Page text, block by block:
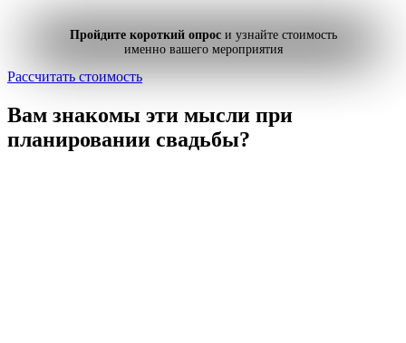
Пройдите короткий опроси узнайте стоимость
именно вашего мероприятия
Рассчитать стоимость
Вам знакомы эти мысли при
планировании свадьбы?